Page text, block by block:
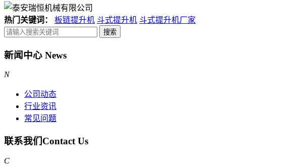
热门关键词： 板链提升机 斗式提升机 斗式提升机厂家
新闻中心 News
N
公司动态
行业资讯
常见问题
联系我们Contact Us
C